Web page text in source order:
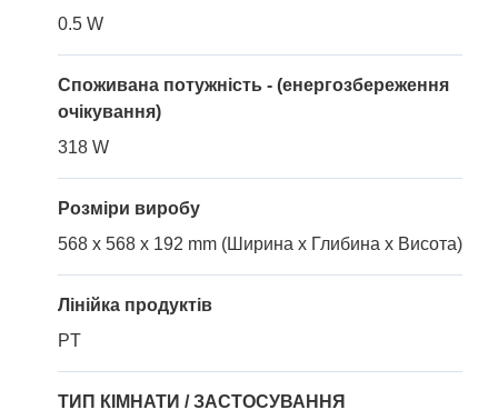
0.5 W
Споживана потужність - (енергозбереження
очікування)
318 W
Розміри виробу
568 x 568 x 192 mm (Ширина x Глибина x Висота)
Лінійка продуктів
PT
ТИП КІМНАТИ / ЗАСТОСУВАННЯ